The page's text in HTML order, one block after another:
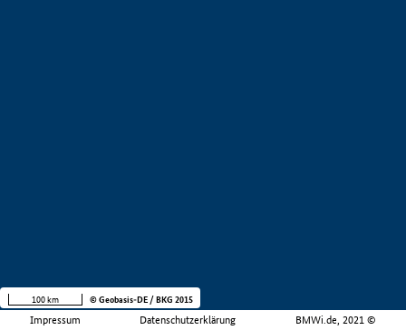
Impressum Datenschutzerklärung BMWi.de, 2021 ©
100 km © Geobasis-DE / BKG 2015